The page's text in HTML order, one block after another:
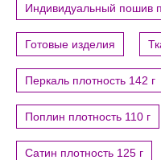
Индивидуальный пошив
Готовые изделия
Перкаль плотность 142 г
Поплин плотность 110 г
Сатин плотность 125 г